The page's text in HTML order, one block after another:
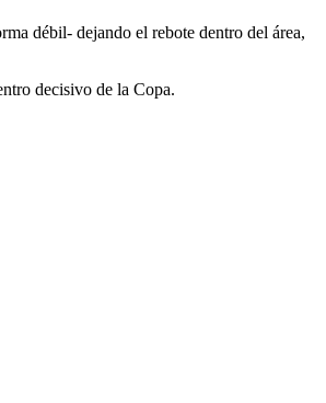
débil- dejando el rebote dentro del área,
decisivo de la Copa.